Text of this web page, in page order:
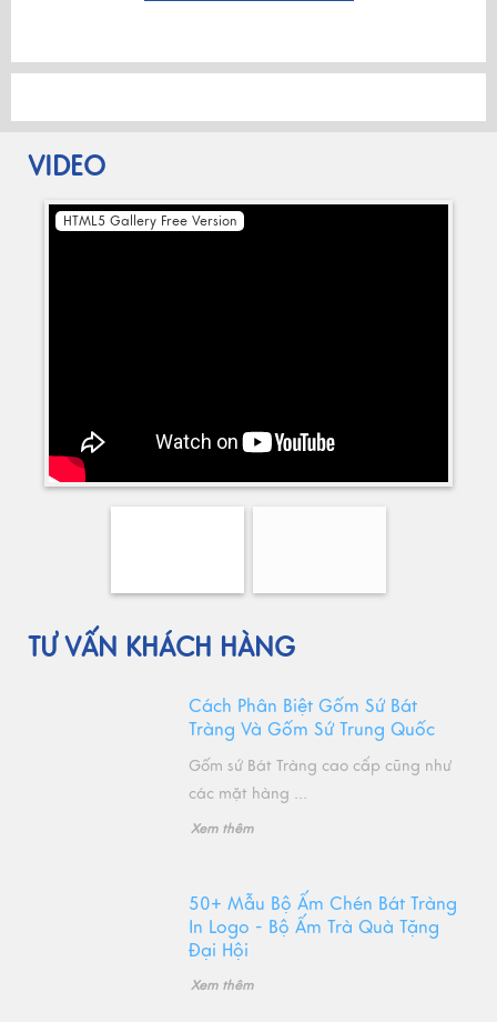
VIDEO
HTML5 Gallery Free Version
TƯ VẤN KHÁCH HÀNG
Cách Phân Biệt Gốm Sứ Bát
Tràng Và Gốm Sứ Trung Quốc
Gốm sứ Bát Tràng cao cấp cũng như
các mặt hàng ...
Xem thêm
50+ Mẫu Bộ Ấm Chén Bát Tràng
In Logo - Bộ Ấm Trà Quà Tặng
Đại Hội
Xem thêm